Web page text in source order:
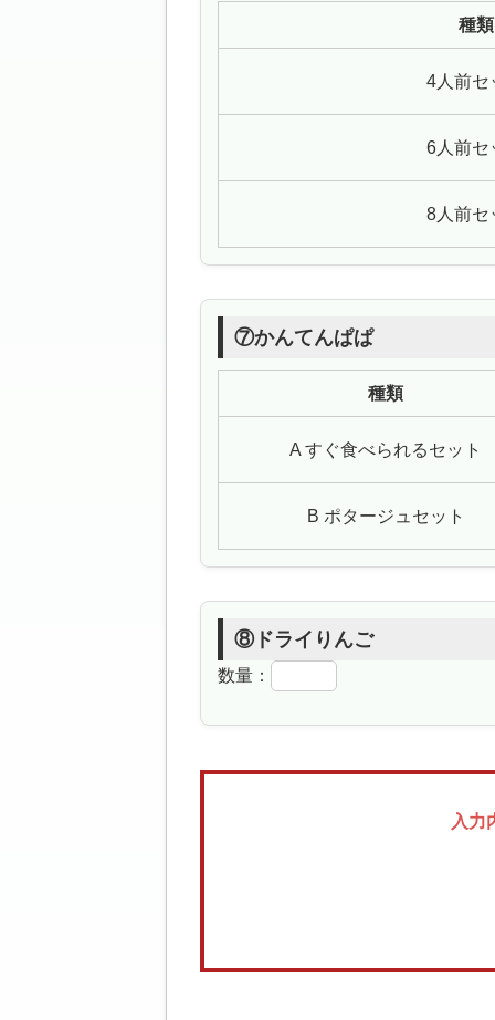
種類
4人前セ
6人前セ
8人前セ
⑦かんてんぱぱ
種類
A すぐ食べられるセット
B ポタージュセット
⑧ドライりんご
数量：
入力